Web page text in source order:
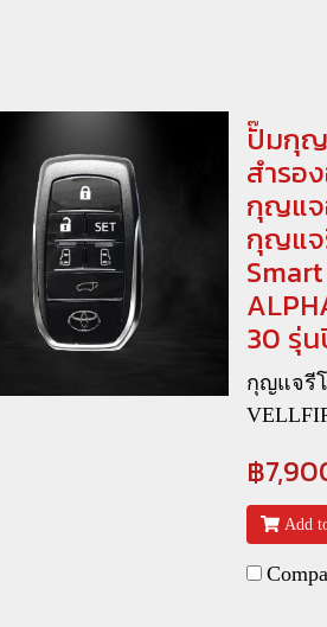
ปั๊มกุญ
สำรอ
กุญแจ
กุญแจ
30 รุ่น
กุญแจรี
฿
Add